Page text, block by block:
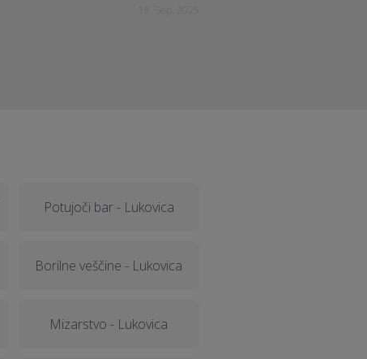
Potujoči bar - Lukovica
Borilne veščine - Lukovica
Mizarstvo - Lukovica